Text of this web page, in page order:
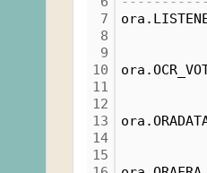
7
8
9
10
11
12
13
14
15